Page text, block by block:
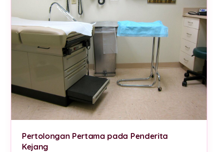
Pertolongan Pertama pada Penderita
Kejang